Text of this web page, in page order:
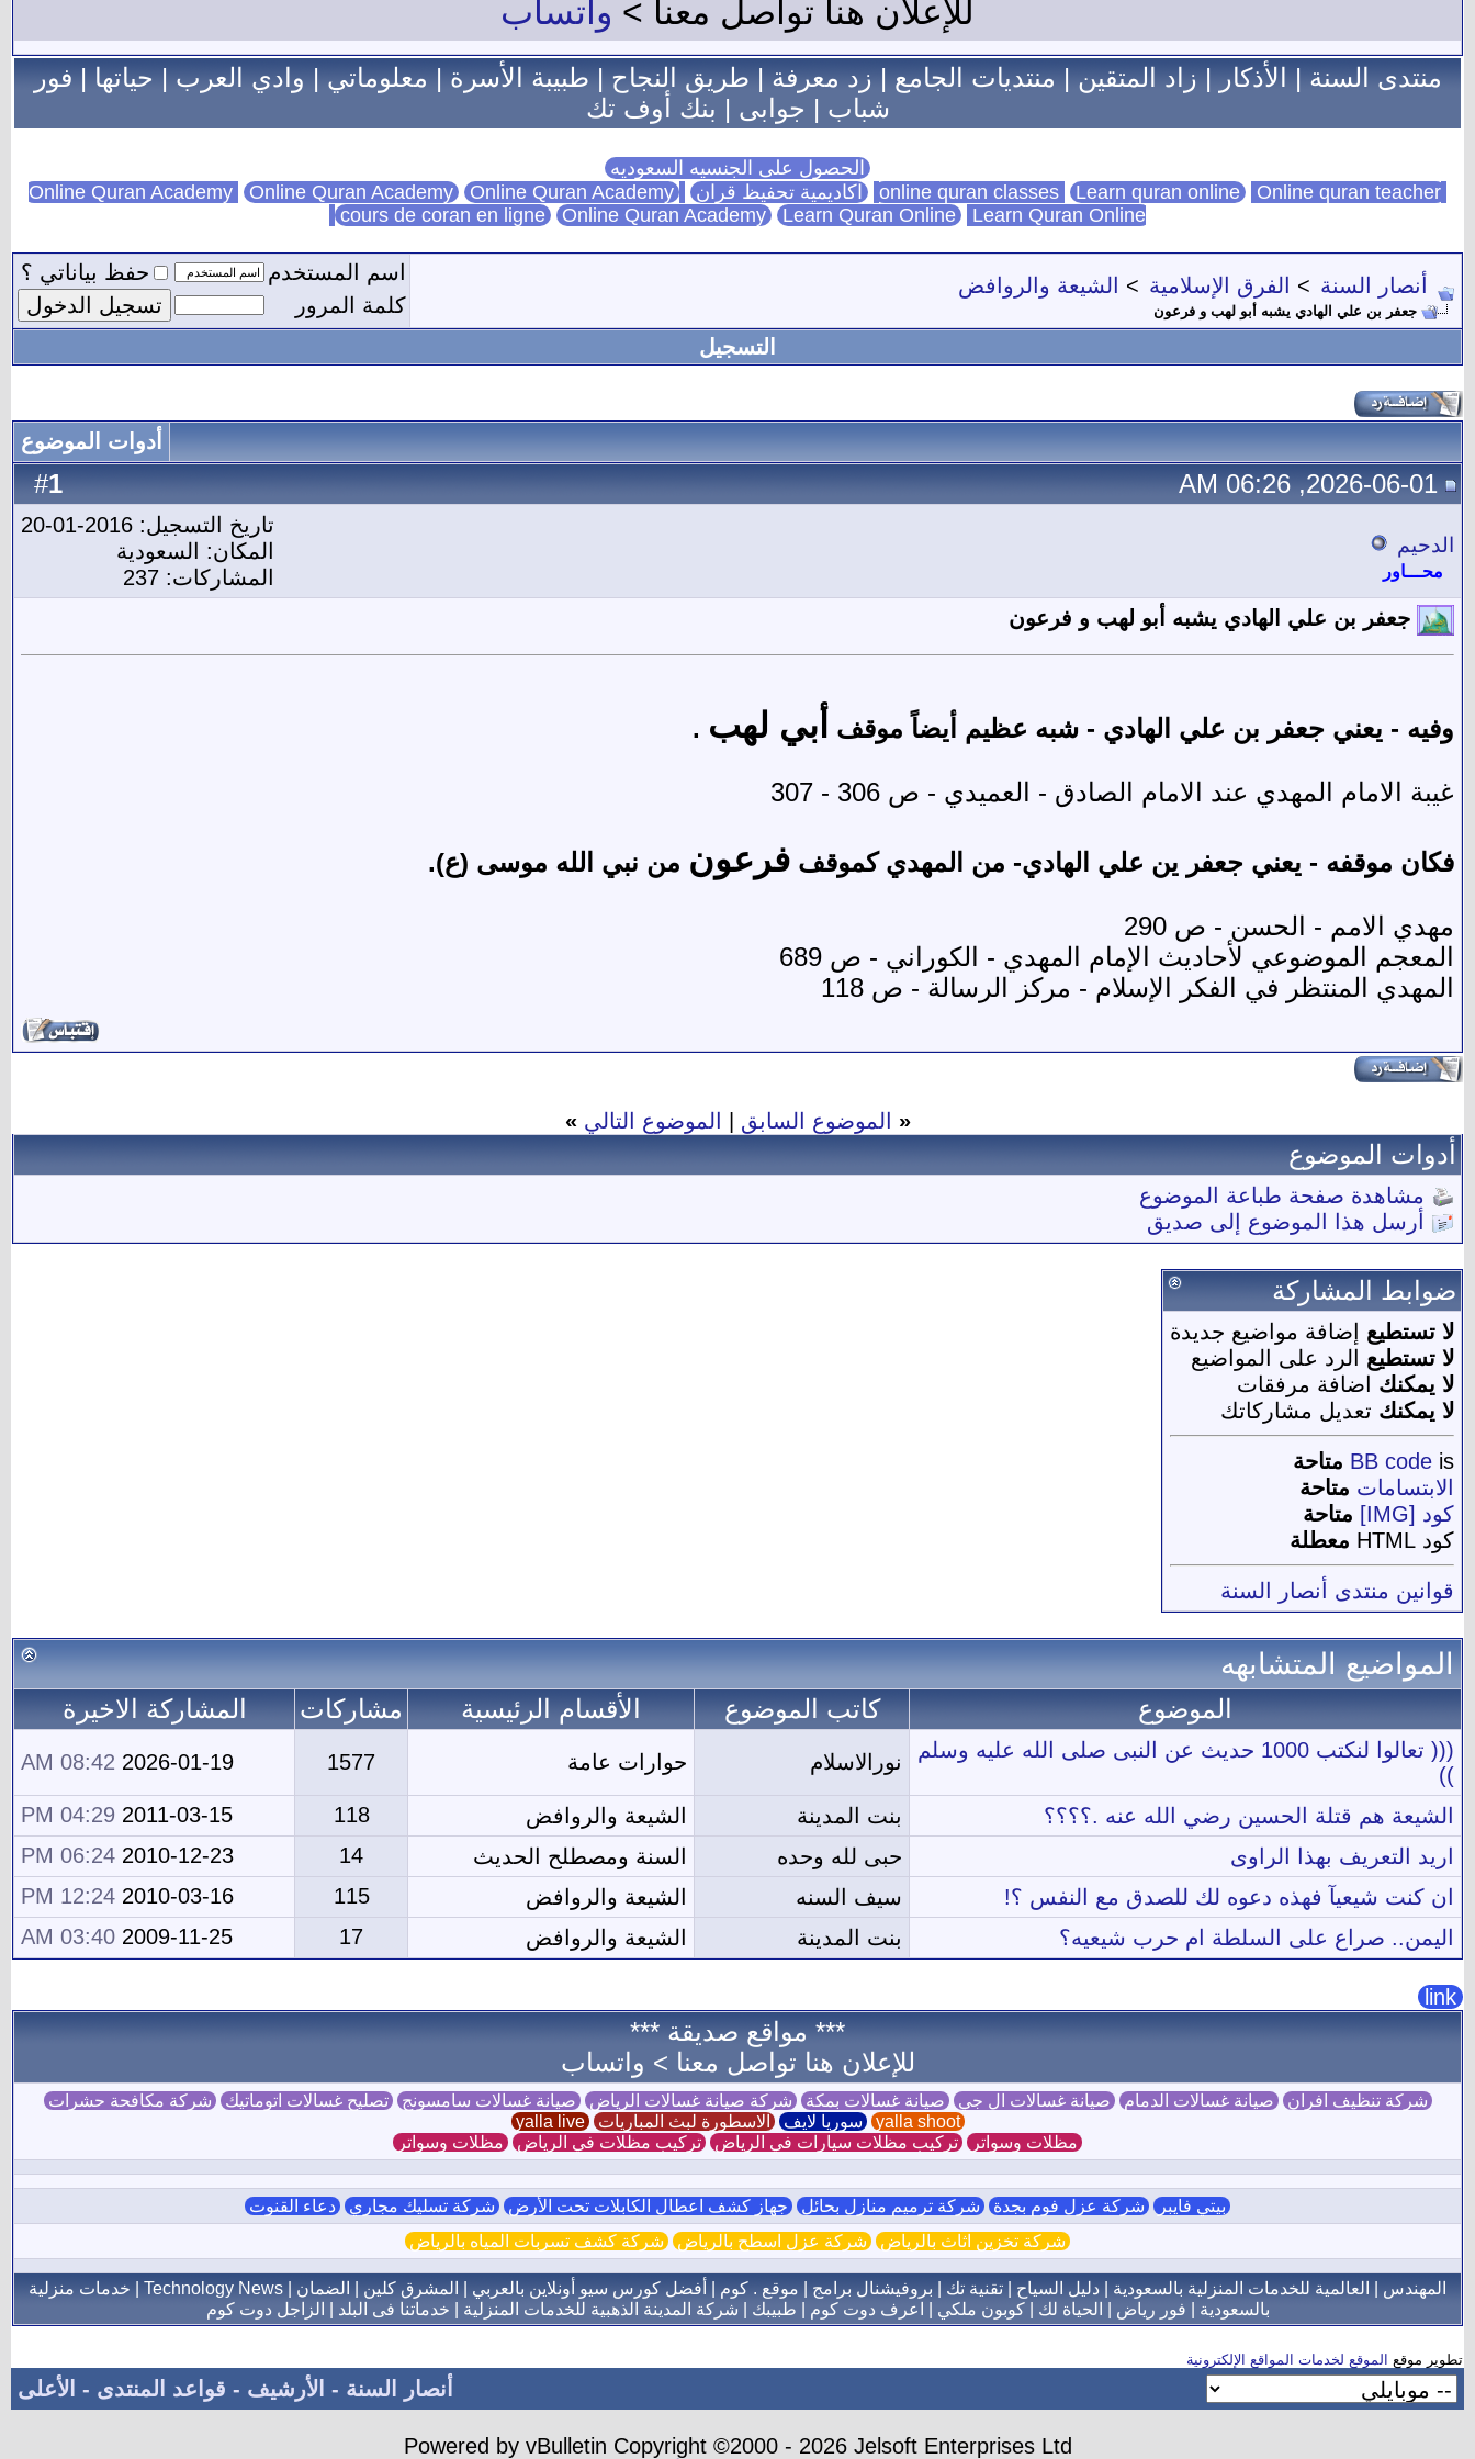
للإعلان هنا تواصل معنا > واتساب
منتدى السنة|الأذكار|زاد المتقين|منتديات الجامع|زد معرفة|طريق النجاح|طبيبة الأسرة|معلوماتي|وادي العرب|حياتها|فور
شباب | جوابى | بنك أوف تك
الحصول على الجنسيه السعوديه
Learn quran online Online quran teacher اكاديمية تحفيظ قران Online Quran Academy Online Quran Academy
cours de coran en ligne Online Quran Academy Learn Quran Online Learn Quran Online
أنصار السنة > الفرق الإسلامية > الشيعة والروافض
جعفر بن علي الهادي يشبه أبو لهب و فرعون
اسم المستخدم
حفظ بياناتي ؟
كلمة المرور
التسجيل
أدوات الموضوع
#
1 2026-06-01, 06:26 AM
الدحيم
محـــاور
تاريخ التسجيل: 2016-01-20
المكان: السعودية
المشاركات: 237
جعفر بن علي الهادي يشبه أبو لهب و فرعون
وفيه - يعني جعفر بن علي الهادي - شبه عظيم أيضاً موقف أبي لهب .
غيبة الامام المهدي عند الامام الصادق - العميدي - ص 306 - 307
فكان موقفه - يعني جعفر ين علي الهادي- من المهدي كموقف فرعون من نبي الله موسى (ع).
مهدي الامم - الحسن - ص 290
المعجم الموضوعي لأحاديث الإمام المهدي - الكوراني - ص 689
المهدي المنتظر في الفكر الإسلام - مركز الرسالة - ص 118
« الموضوع السابق الموضوع التالي »
أدوات الموضوع
مشاهدة صفحة طباعة الموضوع
أرسل هذا الموضوع إلى صديق
ضوابط المشاركة
لا تستطيع إضافة مواضيع جديدة
لا تستطيع الرد على المواضيع
لا يمكنك اضافة مرفقات
لا يمكنك تعديل مشاركاتك
BB code is
متاحة
الابتسامات متاحة
كود [IMG]
متاحة
كود HTML
معطلة
قوانين منتدى أنصار السنة
المواضيع المتشابهه
الموضوع كاتب الموضوع الأقسام الرئيسية مشاركات المشاركة الاخيرة
((( تعالوا لنكتب 1000 حديث عن النبى صلى الله عليه وسلم
))
نورالاسلام حوارات عامة 1577
2026-01-19
08:42 AM
الشيعة هم قتلة الحسين رضي الله عنه .؟؟؟؟ بنت المدينة الشيعة والروافض 118
2011-03-15
04:29 PM
اريد التعريف بهذا الراوى
حبى لله وحده السنة ومصطلح الحديث 14
2010-12-23
06:24 PM
ان كنت شيعيآ فهذه دعوه لك للصدق مع النفس ؟!
سيف السنه الشيعة والروافض 115
2010-03-16
12:24 PM
اليمن.. صراع على السلطة ام حرب شيعيه؟
بنت المدينة الشيعة والروافض 17
2009-11-25
03:40 AM
link
*** مواقع صديقة ***
للإعلان هنا تواصل معنا > واتساب
شركة تنظيف افران صيانة غسالات الدمام صيانة غسالات ال جي صيانة غسالات بمكة شركة صيانة غسالات الرياض صيانة غسالات سامسونج تصليح غسالات اتوماتيك شركة مكافحة حشرات
yalla shoot
سوريا لايف الاسطورة لبث المباريات yalla live
مظلات وسواتر تركيب مظلات سيارات في الرياض تركيب مظلات في الرياض مظلات وسواتر
بيتي فايبر شركة عزل فوم بجدة شركة ترميم منازل بحائل جهاز كشف اعطال الكابلات تحت الأرض شركة تسليك مجاري دعاء القنوت
شركة تخزين اثاث بالرياض شركة عزل اسطح بالرياض شركة كشف تسربات المياه بالرياض
المهندس العالمية للخدمات المنزلية بالسعودية دليل السياح تقنية تك بروفيشنال برامج موقع . كوم أفضل كورس سيو أونلاين بالعربي المشرق كلين الضمان Technology News
خدمات منزلية
بالسعودية
فور رياض الحياة لك |كوبون ملكي اعرف دوت كوم طبيبك شركة المدينة الذهبية للخدمات المنزلية خدماتنا فى البلد الزاجل دوت كوم
تطوير موقع الموقع لخدمات المواقع الإلكترونية
أنصار السنة - الأرشيف - قواعد المنتدى - الأعلى
Powered by vBulletin Copyright ©2000 - 2026 Jelsoft Enterprises Ltd